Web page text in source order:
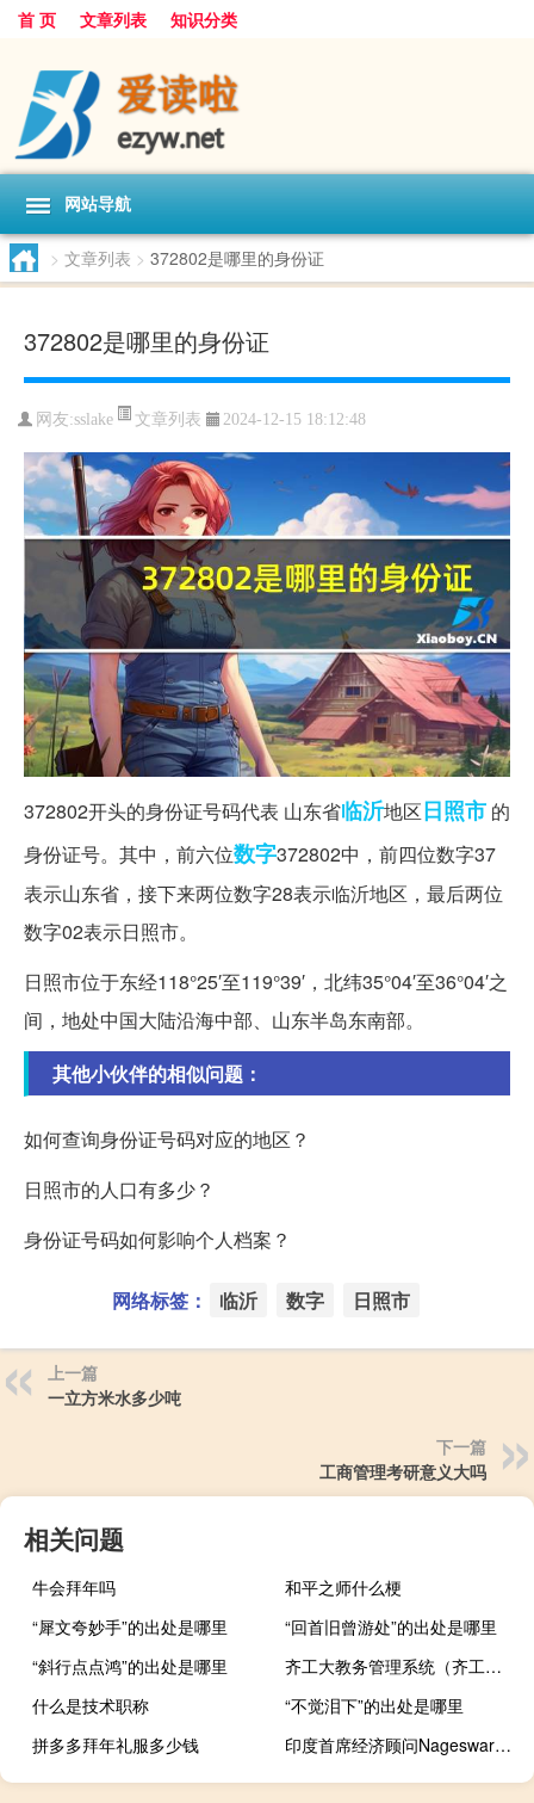
首 页 文章列表 知识分类
网站导航
> 文章列表 > 372802是哪里的身份证
372802是哪里的身份证
网友:sslake 文章列表 2024-12-15 18:12:48
372802开头的身份证号码代表 山东省临沂地区日照市 的
身份证号。其中，前六位数字372802中，前四位数字37
表示山东省，接下来两位数字28表示临沂地区，最后两位
数字02表示日照市。
日照市位于东经118°25′至119°39′，北纬35°04′至36°04′之
间，地处中国大陆沿海中部、山东半岛东南部。
其他小伙伴的相似问题：
如何查询身份证号码对应的地区？
日照市的人口有多少？
身份证号码如何影响个人档案？
网络标签： 临沂 数字 日照市
上一篇
一立方米水多少吨
下一篇
工商管理考研意义大吗
相关问题
牛会拜年吗
和平之师什么梗
“犀文夸妙手”的出处是哪里
“回首旧曾游处”的出处是哪里
“斜行点点鸿”的出处是哪里
齐工大教务管理系统（齐工大教务管理系统）
什么是技术职称
“不觉泪下”的出处是哪里
拼多多拜年礼服多少钱
印度首席经济顾问Nageswaran：原油价格超过100美元/桶会对印度构成风险